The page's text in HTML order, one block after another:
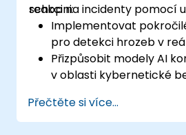
reakci na incidenty pomocí
schopni:
Implementovat
pro detekci hrozeb v
Přizpůsobit modely AI
v oblasti kybernetické
postupy pro reakci na
Zajistit ochranu
Přečtěte si více...